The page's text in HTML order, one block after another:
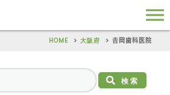
HOME 大阪府 𠮷岡歯科医院
検索